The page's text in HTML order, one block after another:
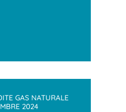
GAS NATURALE
2024